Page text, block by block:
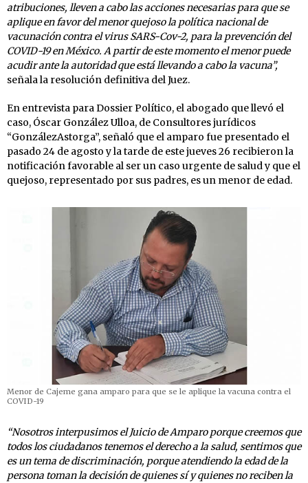
atribuciones, lleven a cabo las acciones necesarias para que se
aplique en favor del menor quejoso la política nacional de
vacunación contra el virus SARS-Cov-2, para la prevención del
COVID-19 en México. A partir de este momento el menor puede
acudir ante la autoridad que está llevando a cabo la vacuna”,
señala la resolución definitiva del Juez.
En entrevista para Dossier Político, el abogado que llevó el
caso, Óscar González Ulloa, de Consultores jurídicos
“GonzálezAstorga”, señaló que el amparo fue presentado el
pasado 24 de agosto y la tarde de este jueves 26 recibieron la
notificación favorable al ser un caso urgente de salud y que el
quejoso, representado por sus padres, es un menor de edad.
Menor de Cajeme gana amparo para que se le aplique la vacuna contra el
COVID-19
“Nosotros interpusimos el Juicio de Amparo porque creemos que
todos los ciudadanos tenemos el derecho a la salud, sentimos que
es un tema de discriminación, porque atendiendo la edad de la
persona toman la decisión de quienes sí y quienes no reciben la